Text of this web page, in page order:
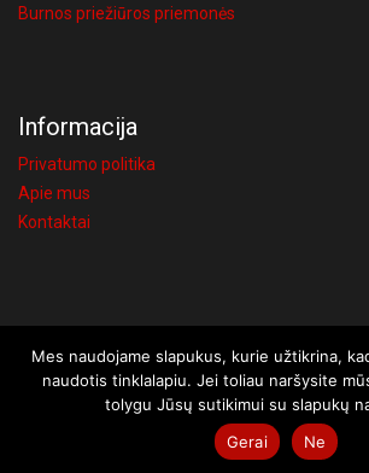
Užsakymams iki 150€, taikomas 4€
Vilniuje ir Šiauliuose užsakius bent už 20€,
Atšaukti
Burnos priežiūros priemonės
Informacija
Privatumo politika
Apie mus
Kontaktai
Visos teisės saugomos © 2026 UAB
Mes naudojame slapukus, kurie užtikrina,
naudotis tinklalapiu. Jei toliau naršysite
tolygu Jūsų sutikimui su slapukų
Gerai
Ne